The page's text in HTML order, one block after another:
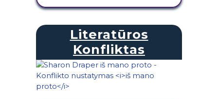
Literatūros
Konfliktas